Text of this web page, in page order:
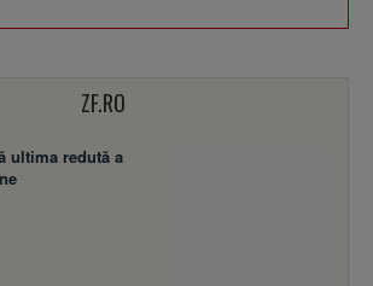
ZF.RO
ultima redută a